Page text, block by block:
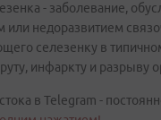
- заболевание,
недоразвитием
селезенку в
инфаркту и разрыву
в Telegram -